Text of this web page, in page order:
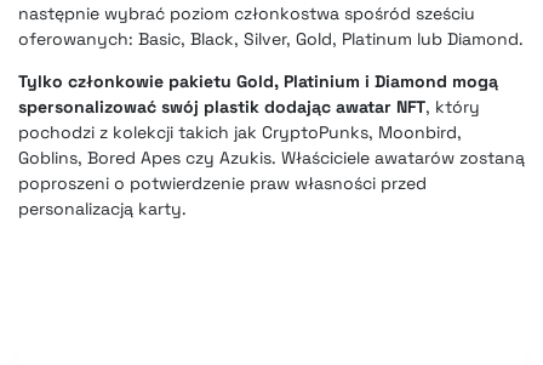
następnie wybrać poziom członkostwa spośród sześciu
oferowanych: Basic, Black, Silver, Gold, Platinum lub Diamond.
Tylko członkowie pakietu Gold, Platinium i Diamond mogą
spersonalizować swój plastik dodając awatar NFT, który
pochodzi z kolekcji takich jak CryptoPunks, Moonbird,
Goblins, Bored Apes czy Azukis. Właściciele awatarów zostaną
poproszeni o potwierdzenie praw własności przed
personalizacją karty.